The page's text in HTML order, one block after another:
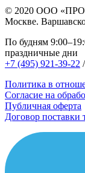
© 2020 ООО
Москве.
По будням
праздничные дни
+7 (495) 921-39-22 /
Политика в
Согласие на
Публичная оферта
Договор поставки